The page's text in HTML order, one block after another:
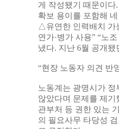
게 작성됐기 때문이
확보 용이를 포함해
△유연한 인력배치 가
연가·병가 사용” “노
냈다. 지난 6월 공개
“현장 노동자 의견 반
노동계는 광명시가
않았다며 문제를 제
관부처 등 권한 있는
의 필요사무 타당성